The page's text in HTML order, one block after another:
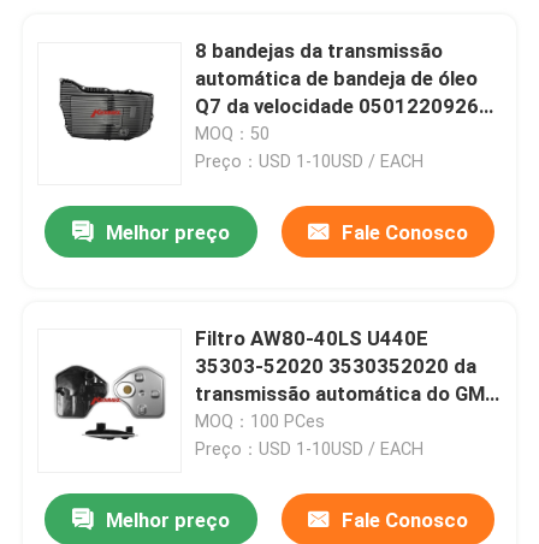
8 bandejas da transmissão
automática de bandeja de óleo
Q7 da velocidade 0501220926C
Audi S4 S4 S5
MOQ：50
Preço：USD 1-10USD / EACH
Melhor preço Fale Conosco
Filtro AW80-40LS U440E
35303-52020 3530352020 da
transmissão automática do GM
Toyota
MOQ：100 PCes
Preço：USD 1-10USD / EACH
Melhor preço Fale Conosco